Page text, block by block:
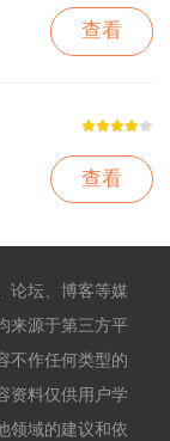
查看
查看
论坛、博客等媒
来源于第三方平
不作任何类型的
资料仅供用户学
领域的建议和依